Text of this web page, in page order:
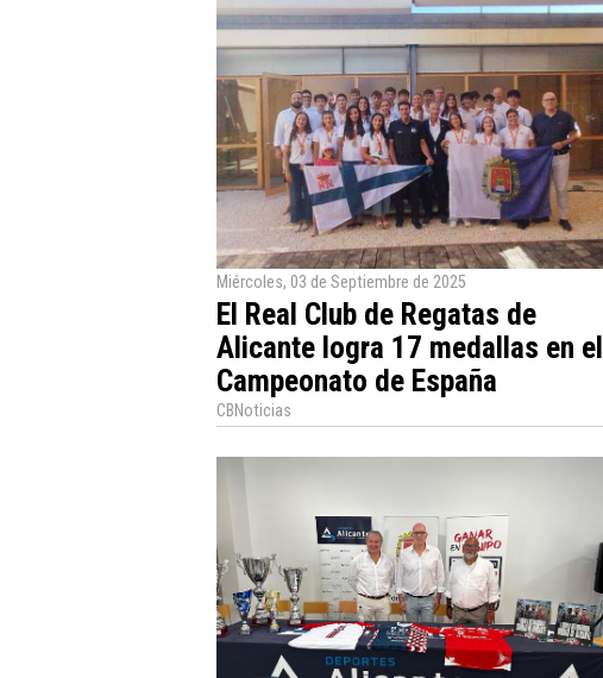
Miércoles, 03 de Septiembre de 2025
El Real Club de Regatas de
Alicante logra 17 medallas en el
Campeonato de España
CBNoticias